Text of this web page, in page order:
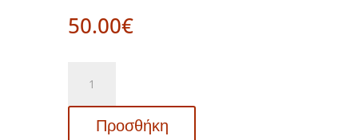
50.00€
φρέσκα
λουλούδιαΠροσθήκη